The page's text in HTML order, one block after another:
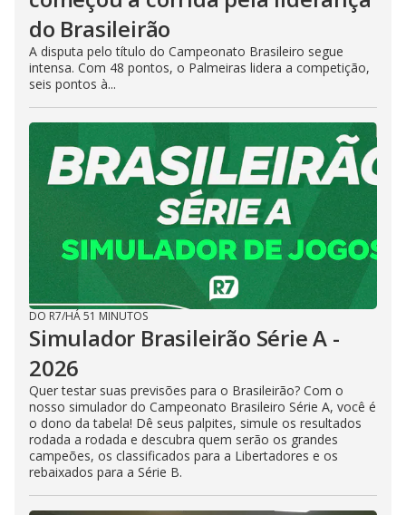
do Brasileirão
A disputa pelo título do Campeonato Brasileiro segue
intensa. Com 48 pontos, o Palmeiras lidera a competição,
seis pontos à...
DO R7/HÁ 51 MINUTOS
Simulador Brasileirão Série A -
2026
Quer testar suas previsões para o Brasileirão? Com o
nosso simulador do Campeonato Brasileiro Série A, você é
o dono da tabela! Dê seus palpites, simule os resultados
rodada a rodada e descubra quem serão os grandes
campeões, os classificados para a Libertadores e os
rebaixados para a Série B.